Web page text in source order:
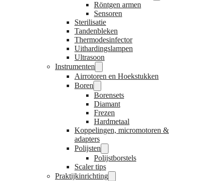
Röntgen armen
Sensoren
Sterilisatie
Tandenbleken
Thermodesinfector
Uithardingslampen
Ultrasoon
Instrumenten
Airrotoren en Hoekstukken
Boren
Borensets
Diamant
Frezen
Hardmetaal
Koppelingen, micromotoren &
adapters
Polijsten
Polijstborstels
Scaler tips
Praktijkinrichting